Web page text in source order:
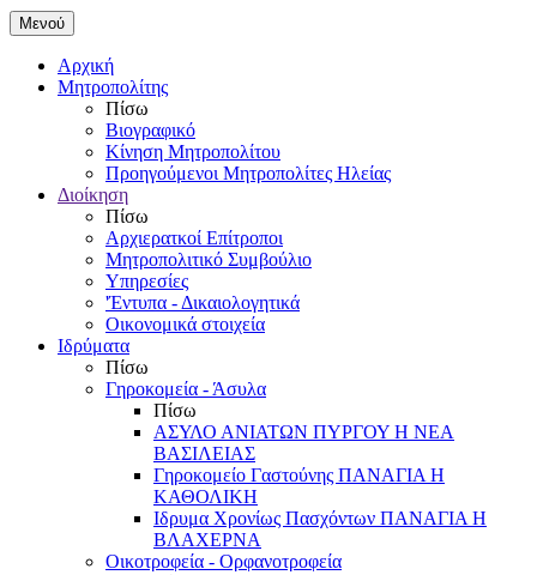
Μενού
Αρχική
Μητροπολίτης
Πίσω
Βιογραφικό
Κίνηση Μητροπολίτου
Προηγούμενοι Μητροπολίτες Ηλείας
Διοίκηση
Πίσω
Αρχιερατκοί Επίτροποι
Μητροπολιτικό Συμβούλιο
Υπηρεσίες
'Έντυπα - Δικαιολογητικά
Οικονομικά στοιχεία
Ιδρύματα
Πίσω
Γηροκομεία - Άσυλα
Πίσω
ΑΣΥΛΟ ΑΝΙΑΤΩΝ ΠΥΡΓΟΥ Η ΝΕΑ
ΒΑΣΙΛΕΙΑΣ
Γηροκομείο Γαστούνης ΠΑΝΑΓΙΑ Η
ΚΑΘΟΛΙΚΗ
Ιδρυμα Χρονίως Πασχόντων ΠΑΝΑΓΙΑ Η
ΒΛΑΧΕΡΝΑ
Οικοτροφεία - Ορφανοτροφεία